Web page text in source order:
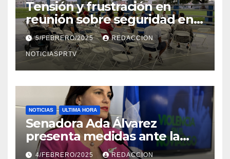
Tensión y frustración en
reunión sobre seguridad en
Reparto Metropolitano
5/FEBRERO/2025 REDACCION
NOTICIASPRTV
NOTICIAS ULTIMA HORA
Senadora Ada Álvarez
presenta medidas ante la
violencia en el noviazgo
4/FEBRERO/2025 REDACCION